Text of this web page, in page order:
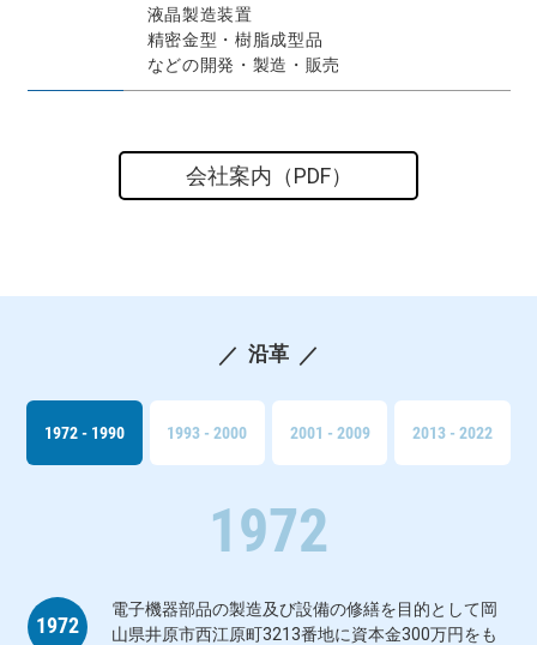
液晶製造装置
精密金型・樹脂成型品
などの開発・製造・販売
会社案内（PDF）
沿革
1972 - 1990 1993 - 2000 2001 - 2009 2013 - 2022
1972
1972
電子機器部品の製造及び設備の修繕を目的として岡
山県井原市西江原町3213番地に資本金300万円をも